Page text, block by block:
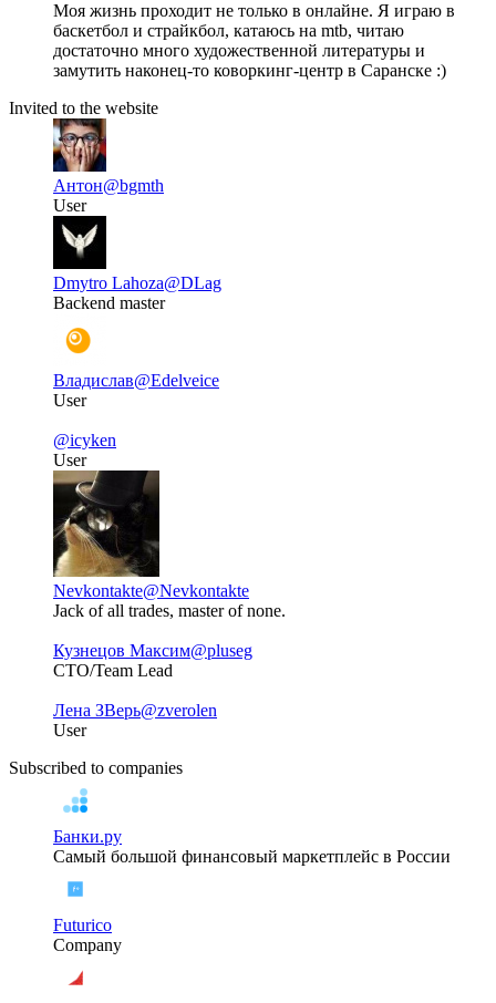
Моя жизнь проходит не только в онлайне. Я играю в
баскетбол и страйкбол, катаюсь на mtb, читаю
достаточно много художественной литературы и
замутить наконец-то коворкинг-центр в Саранске :)
Invited to the website
Антон@bgmth
User
Dmytro Lahoza@DLag
Backend master
Владислав@Edelveice
User
@icyken
User
Nevkontakte@Nevkontakte
Jack of all trades, master of none.
Кузнецов Максим@pluseg
СТО/Team Lead
Лена ЗВерь@zverolen
User
Subscribed to companies
Банки.ру
Самый большой финансовый маркетплейс в России
Futurico
Company